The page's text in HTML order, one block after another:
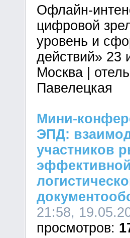
Офлайн-
цифровой
уровень и
действий» 23
Москва |
Павелецкая
Мини-
ЭПД:
участников
21:58,